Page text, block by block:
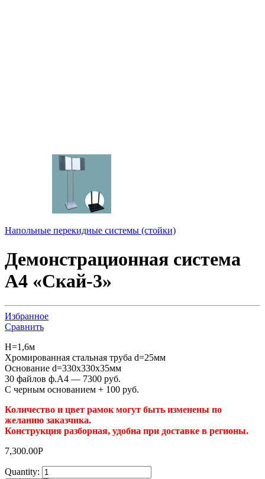
Напольные перекидные системы (стойки)
Демонстрационная система
А4 «Скай-3»
Избранное
Сравнить
H=1,6м
Хромированная стальная труба d=25мм
Основание d=330х330х35мм
30 файлов ф.А4 — 7300 руб.
С черным основанием + 100 руб.
Количество и цвет рамок могут быть изменены по
желанию заказчика.
Конструкция разборная, удобна при доставке в регионы.
7,300.00Р
Quantity: